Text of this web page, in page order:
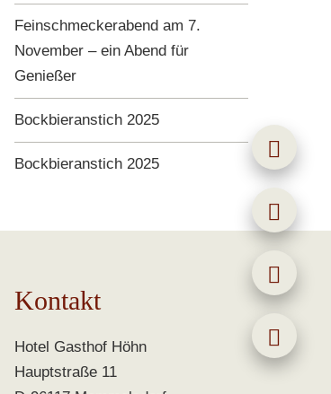
Feinschmeckerabend am 7.
November – ein Abend für
Genießer
Bockbieranstich 2025
Bockbieranstich 2025
Kontakt
Hotel Gasthof Höhn
Hauptstraße 11